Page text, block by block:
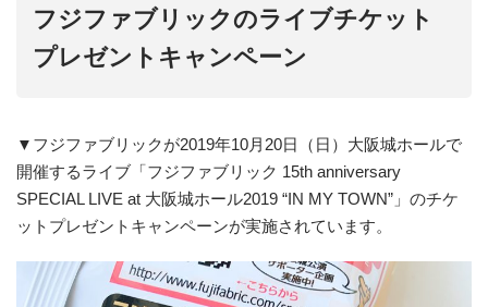
フジファブリックのライブチケット
プレゼントキャンペーン
▼フジファブリックが2019年10月20日（日）大阪城ホールで
開催するライブ「フジファブリック 15th anniversary
SPECIAL LIVE at 大阪城ホール2019 “IN MY TOWN”」のチケ
ットプレゼントキャンペーンが実施されています。